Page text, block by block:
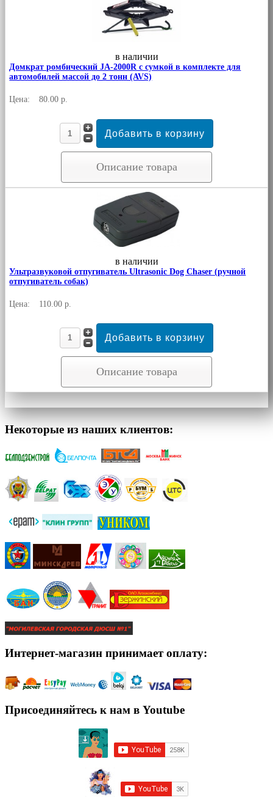
в наличии
Домкрат ромбический JA-2000R с сумкой в комплекте для
автомобилей массой до 2 тонн (AVS)
Цена: 80.00 р.
Описание товара
в наличии
Ультразвуковой отпугиватель Ultrasonic Dog Chaser (ручной
отпугиватель собак)
Цена: 110.00 р.
Описание товара
Некоторые из наших клиентов:
Интернет-магазин принимает оплату:
Присоединяйтесь к нам в Youtube